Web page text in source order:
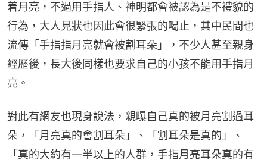
着月亮，不過用手指人、神明都會被認為是不禮貌的
行為，大人見狀也因此會很緊張的喝止，其中民間也
流傳「手指指月亮就會被割耳朵」，不少人甚至親身
經歷後，長大後同樣也要求自己的小孩不能用手指月
亮。
對此有網友也現身說法，親曝自己真的被月亮割過耳
朵，「月亮真的會割耳朵」、「割耳朵是真的」、
「真的大約有一半以上的人群，手指月亮耳朵真的有